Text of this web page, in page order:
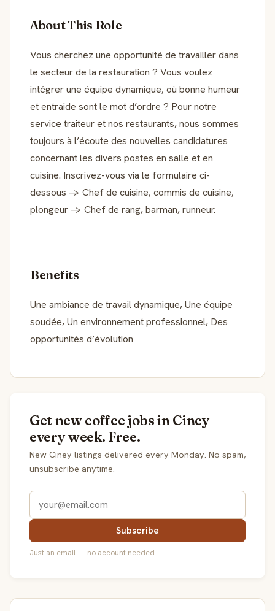
About This Role
Vous cherchez une opportunité de travailler dans
le secteur de la restauration ? Vous voulez
intégrer une équipe dynamique, où bonne humeur
et entraide sont le mot d’ordre ? Pour notre
service traiteur et nos restaurants, nous sommes
toujours à l’écoute des nouvelles candidatures
concernant les divers postes en salle et en
cuisine. Inscrivez-vous via le formulaire ci-
dessous -> Chef de cuisine, commis de cuisine,
plongeur -> Chef de rang, barman, runneur.
Benefits
Une ambiance de travail dynamique, Une équipe
soudée, Un environnement professionnel, Des
opportunités d’évolution
Get new coffee jobs in Ciney
every week. Free.
New Ciney listings delivered every Monday. No spam,
unsubscribe anytime.
Subscribe
Just an email — no account needed.